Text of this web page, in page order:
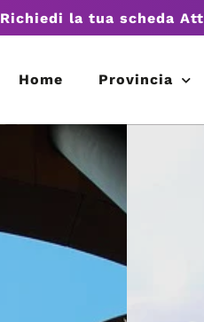
Richiedi la tua scheda
Home Provincia